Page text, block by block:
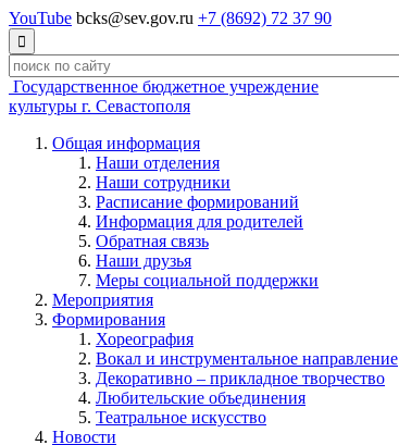
YouTube bcks@sev.gov.ru +7 (8692) 72 37 90

Государственное бюджетное учреждение
культуры г. Севастополя
Общая информация
Наши отделения
Наши сотрудники
Расписание формирований
Информация для родителей
Обратная связь
Наши друзья
Меры социальной поддержки
Мероприятия
Формирования
Хореография
Вокал и инструментальное направление
Декоративно – прикладное творчество
Любительские объединения
Театральное искусство
Новости